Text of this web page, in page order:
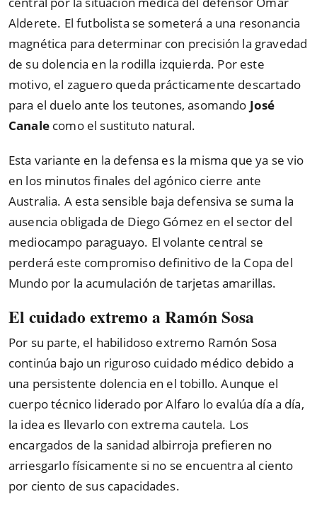
Alderete. El futbolista se someterá a una resonancia
magnética para determinar con precisión la gravedad
de su dolencia en la rodilla izquierda. Por este
motivo, el zaguero queda prácticamente descartado
para el duelo ante los teutones, asomando José
Canalecomo el sustituto natural.
Esta variante en la defensa es la misma que ya se vio
en los minutos finales del agónico cierre ante
Australia. A esta sensible baja defensiva se suma la
ausencia obligada de Diego Gómez en el sector del
mediocampo paraguayo. El volante central se
perderá este compromiso definitivo de la Copa del
Mundo por la acumulación de tarjetas amarillas.
El cuidado extremo a Ramón Sosa
Por su parte, el habilidoso extremo Ramón Sosa
continúa bajo un riguroso cuidado médico debido a
una persistente dolencia en el tobillo. Aunque el
cuerpo técnico liderado por Alfaro lo evalúa día a día,
la idea es llevarlo con extrema cautela. Los
encargados de la sanidad albirroja prefieren no
arriesgarlo físicamente si no se encuentra al ciento
por ciento de sus capacidades.